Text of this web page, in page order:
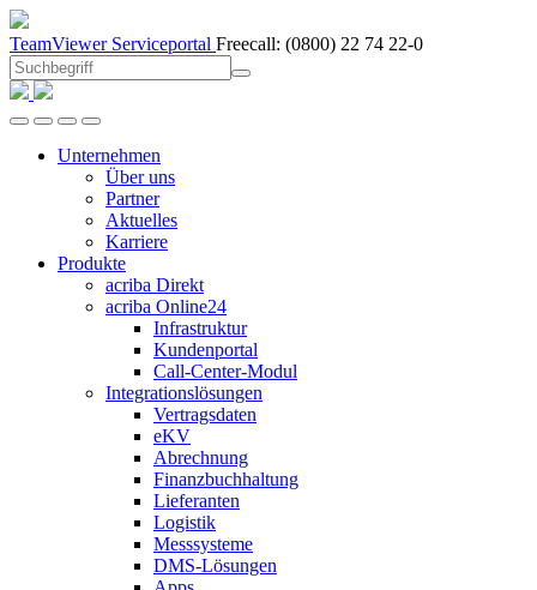
TeamViewer Serviceportal Freecall: (0800) 22 74 22-0
Unternehmen
Über uns
Partner
Aktuelles
Karriere
Produkte
acriba Direkt
acriba Online24
Infrastruktur
Kundenportal
Call-Center-Modul
Integrationslösungen
Vertragsdaten
eKV
Abrechnung
Finanzbuchhaltung
Lieferanten
Logistik
Messsysteme
DMS-Lösungen